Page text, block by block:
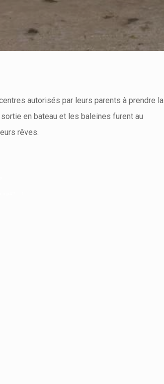
autorisés par leurs parents à prendre la
sortie en bateau et les baleines furent au
rêves.